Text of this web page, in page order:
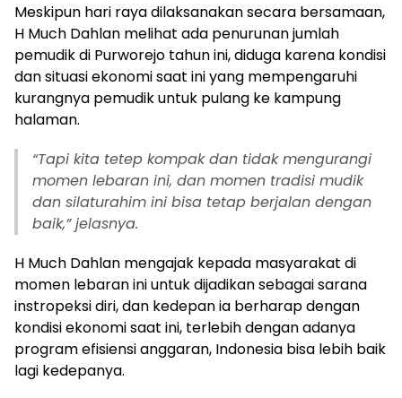
Meskipun hari raya dilaksanakan secara bersamaan,
H Much Dahlan melihat ada penurunan jumlah
pemudik di Purworejo tahun ini, diduga karena kondisi
dan situasi ekonomi saat ini yang mempengaruhi
kurangnya pemudik untuk pulang ke kampung
halaman.
“Tapi kita tetep kompak dan tidak mengurangi
momen lebaran ini, dan momen tradisi mudik
dan silaturahim ini bisa tetap berjalan dengan
baik,” jelasnya.
H Much Dahlan mengajak kepada masyarakat di
momen lebaran ini untuk dijadikan sebagai sarana
instropeksi diri, dan kedepan ia berharap dengan
kondisi ekonomi saat ini, terlebih dengan adanya
program efisiensi anggaran, Indonesia bisa lebih baik
lagi kedepanya.